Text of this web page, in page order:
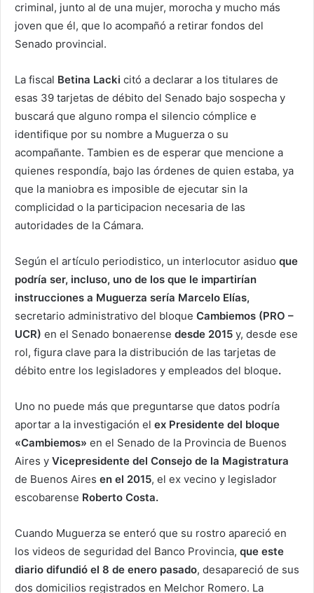
criminal, junto al de una mujer, morocha y mucho más
joven que él, que lo acompañó a retirar fondos del
Senado provincial.
La fiscal Betina Lacki citó a declarar a los titulares de
esas 39 tarjetas de débito del Senado bajo sospecha y
buscará que alguno rompa el silencio cómplice e
identifique por su nombre a Muguerza o su
acompañante. Tambien es de esperar que mencione a
quienes respondía, bajo las órdenes de quien estaba, ya
que la maniobra es imposible de ejecutar sin la
complicidad o la participacion necesaria de las
autoridades de la Cámara.
Según el artículo periodistico, un interlocutor asiduo que
podría ser, incluso, uno de los que le impartirían
instrucciones a Muguerza sería Marcelo Elías,
secretario administrativo del bloque Cambiemos (PRO –
UCR) en el Senado bonaerense desde 2015 y, desde ese
rol, figura clave para la distribución de las tarjetas de
débito entre los legisladores y empleados del bloque.
Uno no puede más que preguntarse que datos podría
aportar a la investigación el ex Presidente del bloque
«Cambiemos» en el Senado de la Provincia de Buenos
Aires y Vicepresidente del Consejo de la Magistratura
de Buenos Aires en el 2015, el ex vecino y legislador
escobarense Roberto Costa.
Cuando Muguerza se enteró que su rostro apareció en
los videos de seguridad del Banco Provincia, que este
diario difundió el 8 de enero pasado, desapareció de sus
dos domicilios registrados en Melchor Romero. La